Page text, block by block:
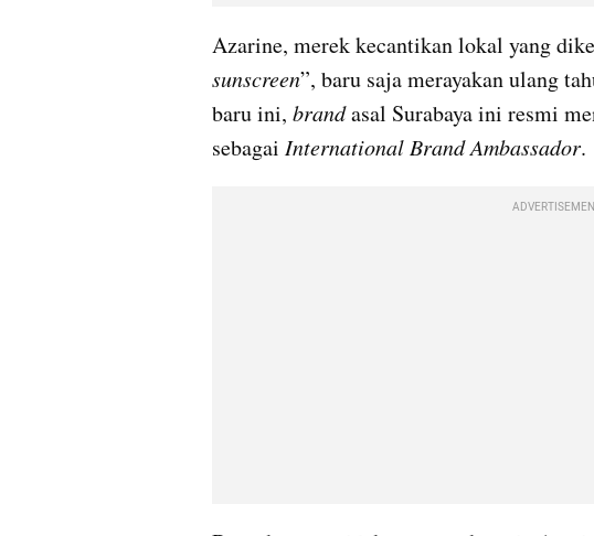
sunscreen”, baru saja merayakan ulang
baru ini, brand asal Surabaya ini resmi
sebagai International Brand Ambassador.